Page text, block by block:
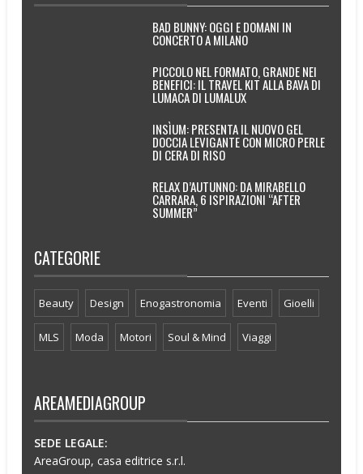
BAD BUNNY: OGGI E DOMANI IN
CONCERTO A MILANO
PICCOLO NEL FORMATO, GRANDE NEI
BENEFICI: IL TRAVEL KIT ALLA BAVA DI
LUMACA DI LUMALUX
INSÌUM: PRESENTA IL NUOVO GEL
DOCCIA LEVIGANTE CON MICRO PERLE
DI CERA DI RISO
RELAX D’AUTUNNO: DA MIRABELLO
CARRARA, 6 ISPIRAZIONI “AFTER
SUMMER”
CATEGORIE
Beauty Design Enogastronomia Eventi Gioelli
MLS Moda Motori Soul & Mind Viaggi
AREAMEDIAGROUP
SEDE LEGALE:
AreaGroup, casa editrice s.r.l.